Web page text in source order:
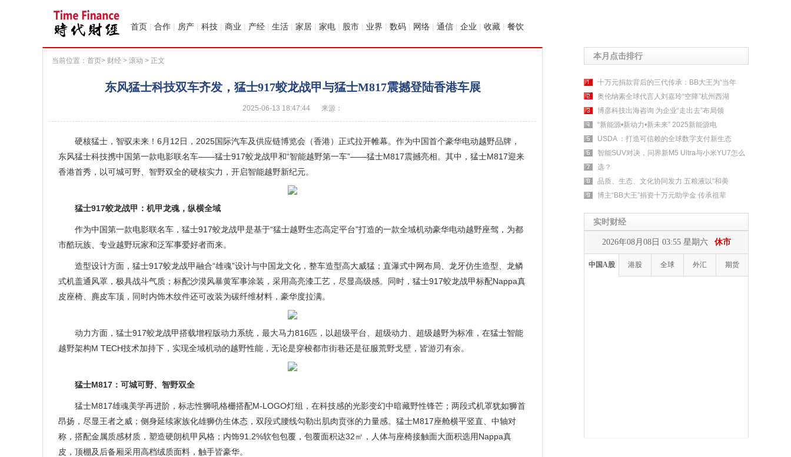
首页 | 合作 | 房产 | 科技 | 商业 | 产经 | 生活 | 家居 | 家电 | 股市 | 业界 | 数码 | 网络 | 通信 | 企业 | 收藏 | 餐饮
当前位置： 首页> 财经 > 滚动 > 正文
东风猛士科技双车齐发，猛士917蛟龙战甲与猛士M817震撼登陆香港车展
2025-06-13 18:47:44 来源：
硬核猛士，智驭未来！6月12日，2025国际汽车及供应链博览会（香港）正式拉开帷幕。作为中国首个豪华电动越野品牌，
东风猛士科技携中国第一款电影联名车——猛士917蛟龙战甲和“智能越野第一车”——猛士M817震撼亮相。其中，猛士M817迎来
香港首秀，以可城可野、智野双全的硬核实力，开启智能越野新纪元。
猛士917蛟龙战甲：机甲龙魂，纵横全域
作为中国第一款电影联名车，猛士917蛟龙战甲是基于“猛士越野生态高定平台”打造的一款全域机动豪华电动越野座驾，为都
市酷玩族、专业越野玩家和泛军事爱好者而来。
造型设计方面，猛士917蛟龙战甲融合“雄魂”设计与中国龙文化，整车造型高大威猛；直瀑式中网布局、龙牙仿生造型、龙鳞
式机盖通风罩，极具战斗气质；标配沙漠风暴黄军事涂装，采用高亮漆工艺，尽显高级感。同时，猛士917蛟龙战甲标配Nappa真
皮座椅、麂皮车顶，同时内饰木纹件还可改装为碳纤维材料，豪华度拉满。
动力方面，猛士917蛟龙战甲搭载增程版动力系统，最大马力816匹，以超级平台、超级动力、超级越野为标准，在猛士智能
越野架构M TECH技术加持下，实现全域机动的越野性能，无论是穿梭都市街巷还是征服荒野戈壁，皆游刃有余。
猛士M817：可城可野、智野双全
猛士M817雄魂美学再进阶，标志性狮吼格栅搭配M-LOGO灯组，在科技感的光影变幻中暗藏野性锋芒；两段式机罩犹如狮首
昂扬，尽显王者之威；侧身延续家族化雄狮仿生体态，双段式腰线勾勒出肌肉贲张的力量感。猛士M817座舱横平竖直、中轴对
称，搭配金属质感材质，塑造硬朗机甲风格；内饰91.2%软包包覆，包覆面积达32㎡，人体与座椅接触面大面积选用Nappa真
皮，顶棚及后备厢采用高档绒质面料，触手皆豪华。
本月点击排行
十万元捐款背后的三代传承：BB大王为“当年
奥伦纳素全球代言人刘嘉玲“空降”杭州西湖
博彦科技出海咨询 为企业“走出去”布局领
“新能源•新动力•新未来” 2025新能源电
USDA ：打造可信赖的全球数字支付新生态
智能SUV对决，问界新M5 Ultra与小米YU7怎么
选？
品质、生态、文化协同发力 五粮液以“和美
博主“BB大王”捐资十万元助学金 传承祖辈
实时财经